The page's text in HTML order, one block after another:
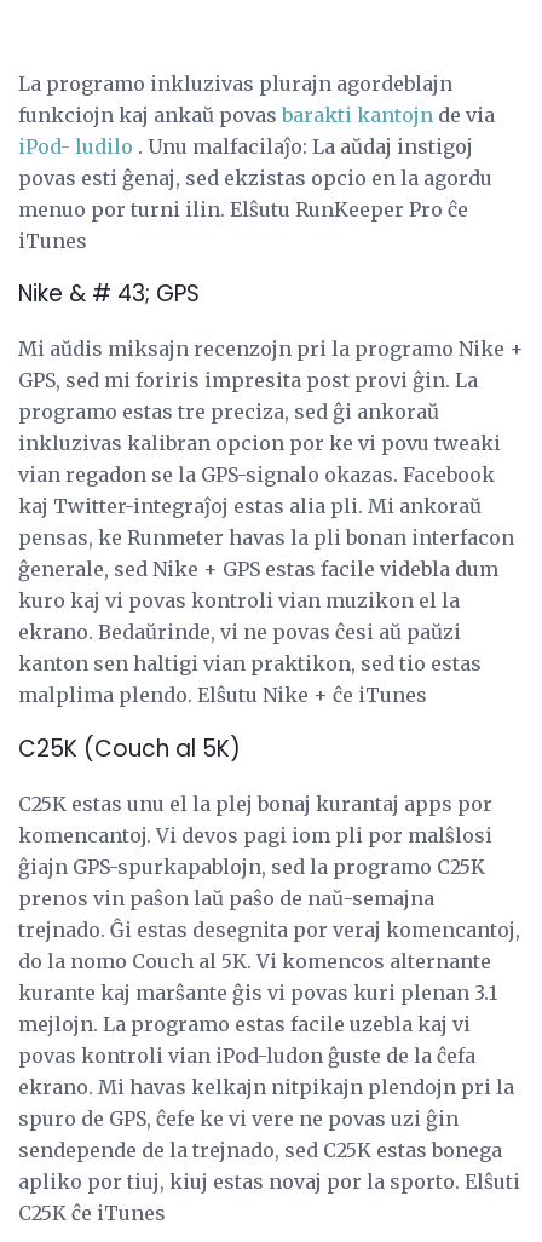
La programo inkluzivas plurajn agordeblajn
funkciojn kaj ankaŭ povasbarakti kantojn de via
iPod- ludilo . Unu malfacilaĵo: La aŭdaj instigoj
povas esti ĝenaj, sed ekzistas opcio en la agordu
menuo por turni ilin. Elŝutu RunKeeper Pro ĉe
iTunes
Nike & # 43; GPS
Mi aŭdis miksajn recenzojn pri la programo Nike +
GPS, sed mi foriris impresita post provi ĝin. La
programo estas tre preciza, sed ĝi ankoraŭ
inkluzivas kalibran opcion por ke vi povu tweaki
vian regadon se la GPS-signalo okazas. Facebook
kaj Twitter-integraĵoj estas alia pli. Mi ankoraŭ
pensas, ke Runmeter havas la pli bonan interfacon
ĝenerale, sed Nike + GPS estas facile videbla dum
kuro kaj vi povas kontroli vian muzikon el la
ekrano. Bedaŭrinde, vi ne povas ĉesi aŭ paŭzi
kanton sen haltigi vian praktikon, sed tio estas
malplima plendo. Elŝutu Nike + ĉe iTunes
C25K (Couch al 5K)
C25K estas unu el la plej bonaj kurantaj apps por
komencantoj. Vi devos pagi iom pli por malŝlosi
ĝiajn GPS-spurkapablojn, sed la programo C25K
prenos vin paŝon laŭ paŝo de naŭ-semajna
trejnado. Ĝi estas desegnita por veraj komencantoj,
do la nomo Couch al 5K. Vi komencos alternante
kurante kaj marŝante ĝis vi povas kuri plenan 3.1
mejlojn. La programo estas facile uzebla kaj vi
povas kontroli vian iPod-ludon ĝuste de la ĉefa
ekrano. Mi havas kelkajn nitpikajn plendojn pri la
spuro de GPS, ĉefe ke vi vere ne povas uzi ĝin
sendepende de la trejnado, sed C25K estas bonega
apliko por tiuj, kiuj estas novaj por la sporto. Elŝuti
C25K ĉe iTunes